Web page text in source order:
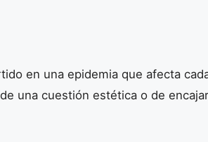
en una epidemia que afecta
una cuestión estética o de